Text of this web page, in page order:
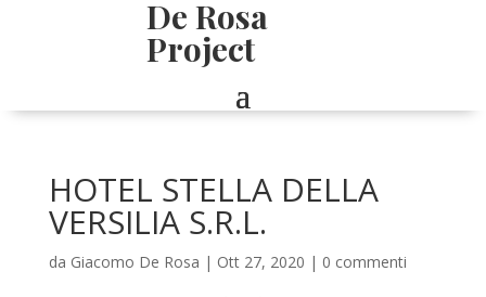
De Rosa
Project
HOTEL STELLA DELLA
VERSILIA S.R.L.
da Giacomo De Rosa | Ott 27, 2020 | 0 commenti